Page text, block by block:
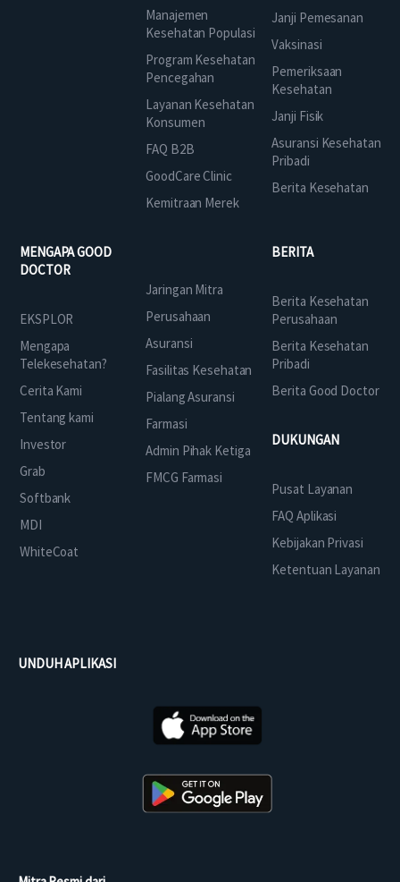
Manajemen
Kesehatan Populasi
Program Kesehatan
Pencegahan
Layanan Kesehatan
Konsumen
FAQ B2B
GoodCare Clinic
Kemitraan Merek
Janji Pemesanan
Vaksinasi
Pemeriksaan
Kesehatan
Janji Fisik
Asuransi Kesehatan
Pribadi
Berita Kesehatan
MENGAPA GOOD
DOCTOR
EKSPLOR
Mengapa
Telekesehatan?
Cerita Kami
Tentang kami
Investor
Grab
Softbank
MDI
WhiteCoat
Jaringan Mitra
Perusahaan
Asuransi
Fasilitas Kesehatan
Pialang Asuransi
Farmasi
Admin Pihak Ketiga
FMCG Farmasi
BERITA
Berita Kesehatan
Perusahaan
Berita Kesehatan
Pribadi
Berita Good Doctor
DUKUNGAN
Pusat Layanan
FAQ Aplikasi
Kebijakan Privasi
Ketentuan Layanan
UNDUH APLIKASI